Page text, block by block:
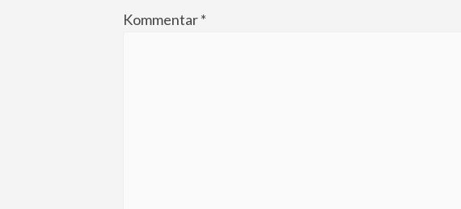
Kommentar*